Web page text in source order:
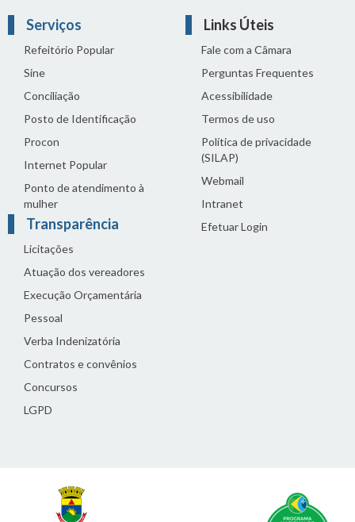
Serviços
Refeitório Popular
Sine
Conciliação
Posto de Identificação
Procon
Internet Popular
Ponto de atendimento à
mulher
Transparência
Licitações
Atuação dos vereadores
Execução Orçamentária
Pessoal
Verba Indenizatória
Contratos e convênios
Concursos
LGPD
Links Úteis
Fale com a Câmara
Perguntas Frequentes
Acessibilidade
Termos de uso
Política de privacidade
(SILAP)
Webmail
Intranet
Efetuar Login